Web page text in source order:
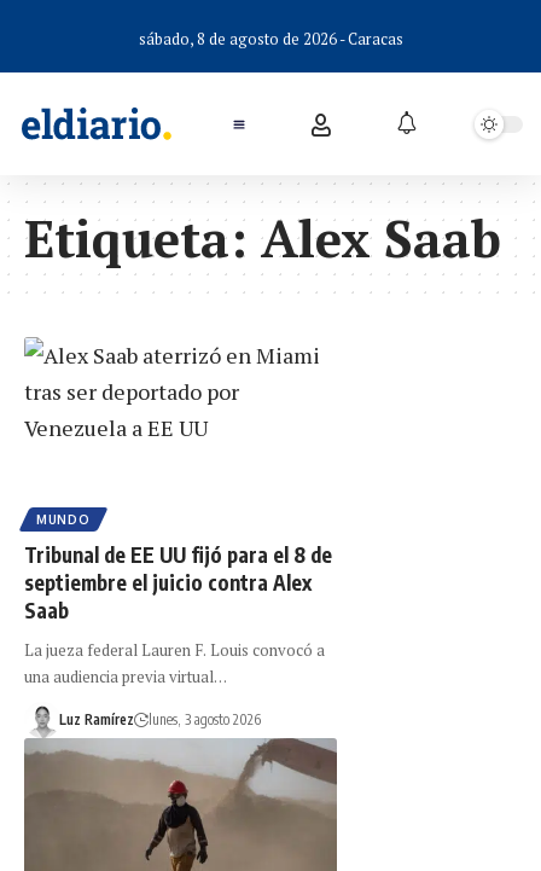
sábado, 8 de agosto de 2026 - Caracas
Etiqueta: Alex Saab
MUNDO
Tribunal de EE UU fijó para el 8 de
septiembre el juicio contra Alex
Saab
La jueza federal Lauren F. Louis convocó a
una audiencia previa virtual…
Luz Ramírez lunes, 3 agosto 2026